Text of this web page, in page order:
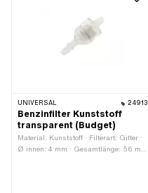
UNIVERSAL 24913
Benzinfilter Kunststoff
transparent (Budget)
Material: Kunststoff · Filterart: Gitter ·
Ø innen: 4 mm · Gesamtlänge: 56 mm